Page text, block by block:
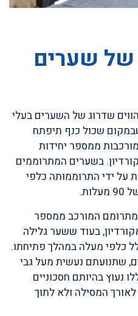
של שערים
שדרוג של השערים בעלי
שכול כנף תיפתח
ממספר יחידות
בשערים המתרוממים
ידי התרוממותה כלפי
המורכב ממספר
בעוד ששער גלילה
כלפי מעלה במהלך פתיחתו.
שתנועתם נעשית מעל גבי
נעוץ בהיותם חסכוניים
המסילה ולא לתוך